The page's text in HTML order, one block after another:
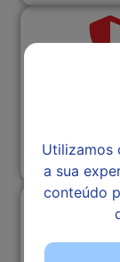
Utilizamos
a sua
conteúdo
Garante
Desportos